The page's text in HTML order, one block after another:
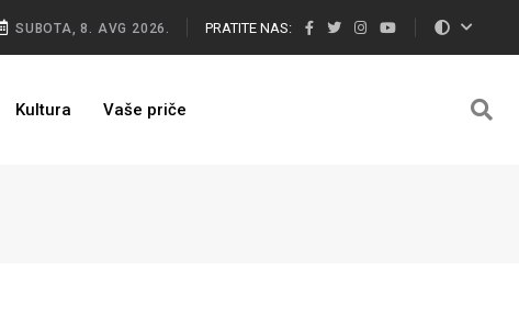
SUBOTA, 8. AVG 2026. PRATITE NAS:
Kultura Vaše priče